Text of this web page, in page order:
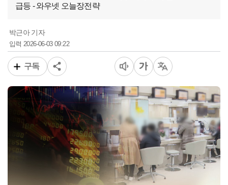
급등 - 와우넷 오늘장전략
박근아 기자
입력2026-06-03 09:22
구독